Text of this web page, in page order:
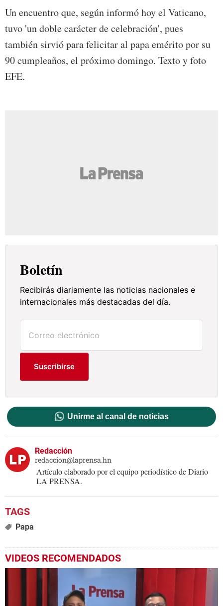
Un encuentro que, según informó hoy el Vaticano,
tuvo 'un doble carácter de celebración', pues
también sirvió para felicitar al papa emérito por su
90 cumpleaños, el próximo domingo. Texto y foto
EFE.
Boletín
Recibirás diariamente las noticias nacionales e
internacionales más destacadas del día.
Suscribirse
Unirme al canal de noticias
Redacción
redaccion@laprensa.hn
Artículo elaborado por el equipo periodístico de Diario
LA PRENSA.
Papa
VIDEOS RECOMENDADOS